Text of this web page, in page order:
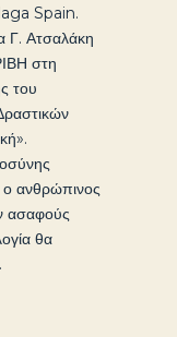
Spain.
Γ. Ατσαλάκη
στη
του
ανθρώπινος
ασαφούς
θα